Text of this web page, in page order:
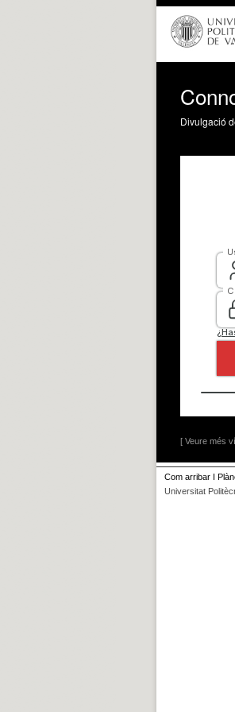
Divulgació
[ Veure més
Com arribar I
Universitat